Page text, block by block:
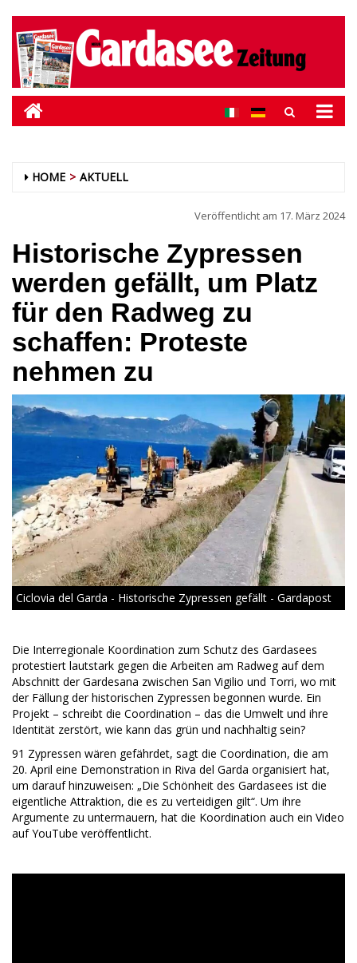
HOME AKTUELL
Veröffentlicht am 17. März 2024
Historische Zypressen
werden gefällt, um Platz
für den Radweg zu
schaffen: Proteste
nehmen zu
Ciclovia del Garda - Historische Zypressen gefällt - Gardapost
Die Interregionale Koordination zum Schutz des Gardasees
protestiert lautstark gegen die Arbeiten am Radweg auf dem
Abschnitt der Gardesana zwischen San Vigilio und Torri, wo mit
der Fällung der historischen Zypressen begonnen wurde. Ein
Projekt – schreibt die Coordination – das die Umwelt und ihre
Identität zerstört, wie kann das grün und nachhaltig sein?
91 Zypressen wären gefährdet, sagt die Coordination, die am
20. April eine Demonstration in Riva del Garda organisiert hat,
um darauf hinzuweisen: „Die Schönheit des Gardasees ist die
eigentliche Attraktion, die es zu verteidigen gilt“. Um ihre
Argumente zu untermauern, hat die Koordination auch ein Video
auf YouTube veröffentlicht.